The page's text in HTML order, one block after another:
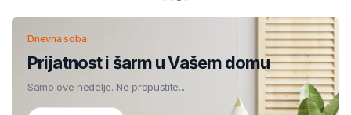
Dnevna soba
Prijatnost i šarm u Vašem domu
Samo ove nedelje. Ne propustite...